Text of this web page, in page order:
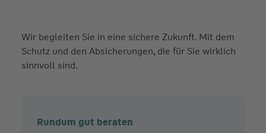
Wir begleiten Sie in eine sichere Zukunft. Mit dem
Schutz und den Absicherungen, die für Sie wirklich
sinnvoll sind.
Rundum gut beraten